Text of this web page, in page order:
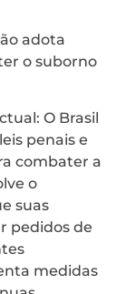
adota
o suborno
O Brasil
penais e
combater a
o
suas
pedidos de
medidas